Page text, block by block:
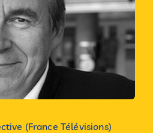
(France Télévisions)